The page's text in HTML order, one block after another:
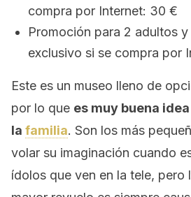
compra por Internet: 30 €
Promoción para 2 adultos y
exclusivo si se compra por
Este es un museo lleno de
por lo que es muy buena
la familia. Son los más
volar su imaginación cuando
ídolos que ven en la tele, pero